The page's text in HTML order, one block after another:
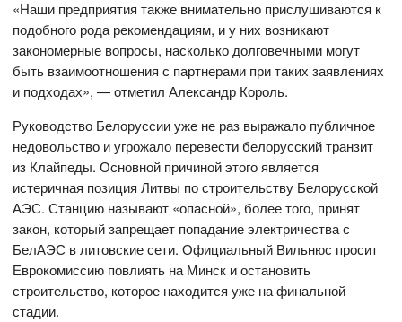
«Наши предприятия также внимательно прислушиваются к
подобного рода рекомендациям, и у них возникают
закономерные вопросы, насколько долговечными могут
быть взаимоотношения с партнерами при таких заявлениях
и подходах», — отметил Александр Король.
Руководство Белоруссии уже не раз выражало публичное
недовольство и угрожало перевести белорусский транзит
из Клайпеды. Основной причиной этого является
истеричная позиция Литвы по строительству Белорусской
АЭС. Станцию называют «опасной», более того, принят
закон, который запрещает попадание электричества с
БелАЭС в литовские сети. Официальный Вильнюс просит
Еврокомиссию повлиять на Минск и остановить
строительство, которое находится уже на финальной
стадии.